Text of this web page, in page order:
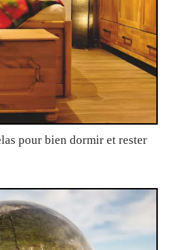
pour bien dormir et rester